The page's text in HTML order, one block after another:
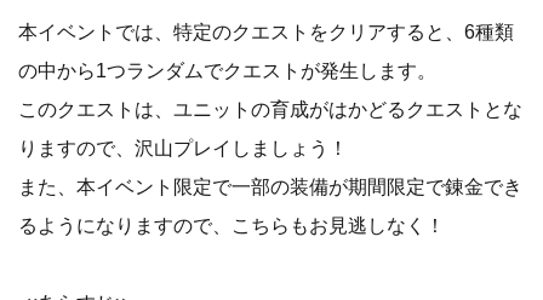
本イベントでは、特定のクエストをクリアすると、6種類
の中から1つランダムでクエストが発生します。
このクエストは、ユニットの育成がはかどるクエストとな
りますので、沢山プレイしましょう！
また、本イベント限定で一部の装備が期間限定で錬金でき
るようになりますので、こちらもお見逃しなく！